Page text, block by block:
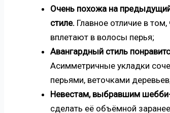
Очень похожа на
стиле. Главное отличие в
вплетают в волосы перья;
Авангардный стиль
Асимметричные укладки
перьями, веточками
Невестам, выбравшим
сделать её объёмной